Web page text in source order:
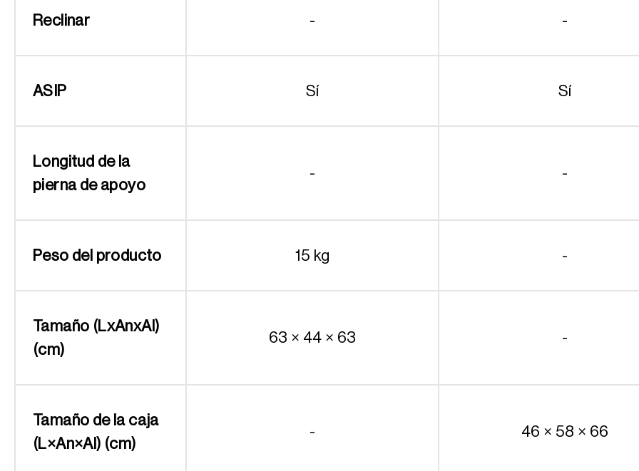
Reclinar - -
ASIP Sí Sí
Longitud de la
pierna de apoyo
- -
Peso del producto 15 kg -
Tamaño (LxAnxAl)
(cm)
63 × 44 × 63 -
Tamaño de la caja
(L×An×Al) (cm)
- 46 × 58 × 66